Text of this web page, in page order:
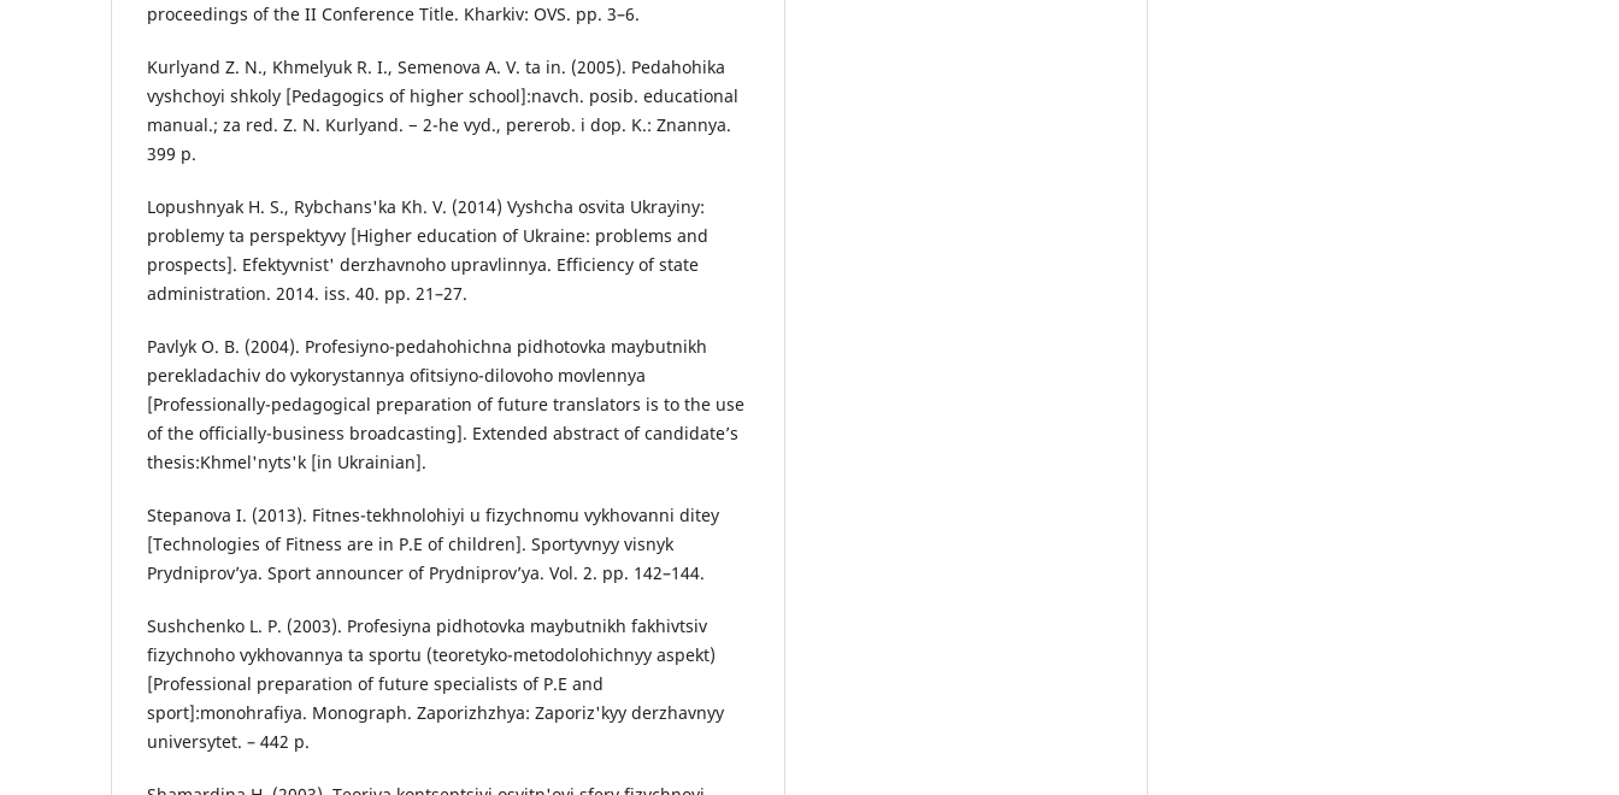
proceedings of the II Conference Title. Kharkiv: OVS. pp. 3–6.
Kurlyand Z. N., Khmelyuk R. I., Semenova A. V. ta in. (2005). Pedahohika
vyshchoyi shkoly [Pedagogics of higher school]:navch. posib. educational
manual.; za red. Z. N. Kurlyand. − 2-he vyd., pererob. i dop. K.: Znannya.
399 p.
Lopushnyak H. S., Rybchans'ka Kh. V. (2014) Vyshcha osvita Ukrayiny:
problemy ta perspektyvy [Higher education of Ukraine: problems and
prospects]. Efektyvnist' derzhavnoho upravlinnya. Efficiency of state
administration. 2014. iss. 40. pp. 21–27.
Pavlyk O. B. (2004). Profesiyno-pedahohichna pidhotovka maybutnikh
perekladachiv do vykorystannya ofitsiyno-dilovoho movlennya
[Professionally-pedagogical preparation of future translators is to the use
of the officially-business broadcasting]. Extended abstract of candidate’s
thesis:Khmel'nyts'k [in Ukrainian].
Stepanova I. (2013). Fitnes-tekhnolohiyi u fizychnomu vykhovanni ditey
[Technologies of Fitness are in P.E of children]. Sportyvnyy visnyk
Prydniprov’ya. Sport announcer of Prydniprov’ya. Vol. 2. pp. 142–144.
Sushchenko L. P. (2003). Profesiyna pidhotovka maybutnikh fakhivtsiv
fizychnoho vykhovannya ta sportu (teoretyko-metodolohichnyy aspekt)
[Professional preparation of future specialists of P.E and
sport]:monohrafiya. Monograph. Zaporizhzhya: Zaporiz'kyy derzhavnyy
universytet. – 442 p.